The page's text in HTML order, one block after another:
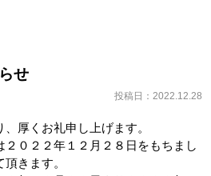
せ
投稿日：2022.12.28
厚くお礼申し上げます。
２０２２年１２月２８日をもちまし
きます。